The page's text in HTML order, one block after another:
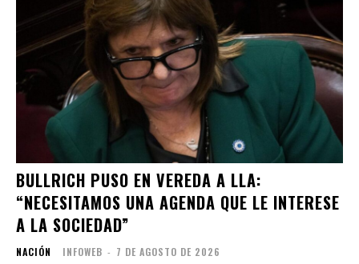
BULLRICH PUSO EN VEREDA A LLA:
“NECESITAMOS UNA AGENDA QUE LE INTERESE
A LA SOCIEDAD”
NACIÓN INFOWEB - 7 DE AGOSTO DE 2026